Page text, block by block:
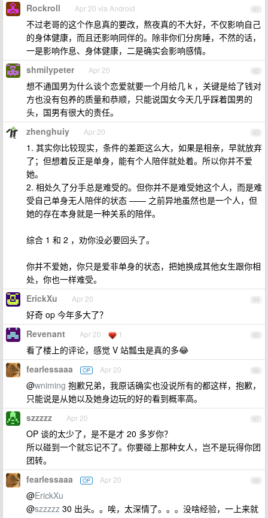
61
Rockroll Apr 20 via Android
不过老哥的这个作息真的要改，熬夜真的不大好，不仅影响自己
的身体健康，而且还影响同伴的。除非你们分房睡，不然的话，
一是影响作息、身体健康，二是确实会影响感情。
62
shmilypeter Apr 20
想不通国男为什么谈个恋爱就要一个月给几 k ，关键是给了钱对
方也没有包养的质量和恭顺，只能说国女今天几乎踩着国男的
头，国男有很大的责任。
63
zhenghuiy Apr 20
1. 其实你比较现实，条件的差距这么大，如果是相亲，早就放弃
了；但想着反正是单身，能有个人陪伴就处着。所以你并不爱
她。
2. 相处久了分手总是难受的。但你并不是难受她这个人，而是难
受自己单身无人陪伴的状态 —— 之前异地虽然也是一个人，但
她的存在本身就是一种关系的陪伴。
综合 1 和 2 ，劝你没必要回头了。
你并不爱她，你只是爱非单身的状态，把她换成其他女生跟你相
处，你也一样难受。
64
ErickXu Apr 20
好奇 op 今年多大了？
65
Revenant Apr 20 1
看了楼上的评论，感觉 V 站瓢虫是真的多😂
66
fearlessaaa OP Apr 20
@wniming 抱歉兄弟，我原话确实也没说所有的都这样，抱歉，
只能说是从她以及她身边玩的好的看到概率高。
67
szzzzz Apr 20
OP 谈的太少了，是不是才 20 多岁你？
所以碰到一个就忘记不了。你要碰上那种女人，岂不是玩得你团
团转。
68
fearlessaaa OP Apr 20
@ErickXu
@szzzzz 30 出头。。唉，太深情了。。。没啥经验，一上来就